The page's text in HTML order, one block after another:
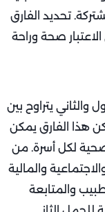
تحديد الفارق
صحة وراحة
والثاني يتراوح بين
ولكن هذا الفارق يمكن
لكل أسرة. من
والمالية
والمتابعة